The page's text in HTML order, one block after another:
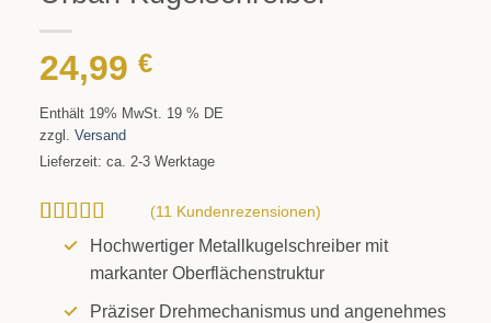
24,99 €
Enthält 19% MwSt. 19 % DE
zzgl. Versand
Lieferzeit: ca. 2-3 Werktage
Bewertet mit
basierend
auf
(11 Kundenrezensionen)
Hochwertiger Metallkugelschreiber mit
markanter Oberflächenstruktur
Präziser Drehmechanismus und angenehmes